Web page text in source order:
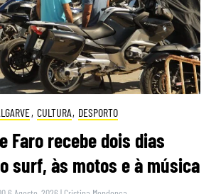
, CULTURA, DESPORTO
Faro recebe dois dias
surf, às motos e à música